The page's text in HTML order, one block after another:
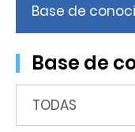
Base de
Base de
TODAS